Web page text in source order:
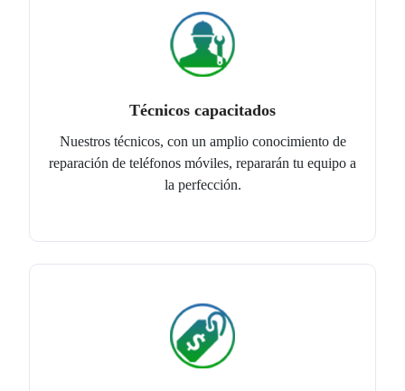
Técnicos capacitados
Nuestros técnicos, con un amplio conocimiento de
reparación de teléfonos móviles, repararán tu equipo a
la perfección.